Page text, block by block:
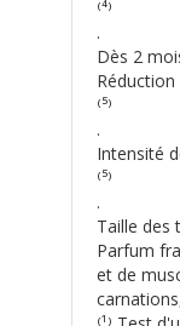
⁽⁴⁾
.
Dès 2
⁽⁵⁾
.
Intensité
⁽⁵⁾
.
Taille des
Parfum
et de